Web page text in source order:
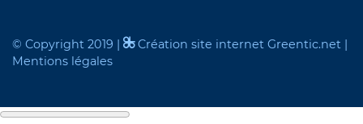
© Copyright 2019 | Création site internet Greentic.net |
Mentions légales